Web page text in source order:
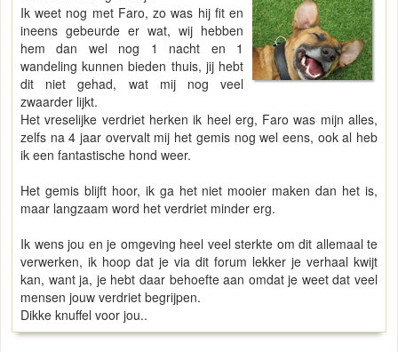
Ik weet nog met Faro, zo was hij fit en
ineens gebeurde er wat, wij hebben
hem dan wel nog 1 nacht en 1
wandeling kunnen bieden thuis, jij hebt
dit niet gehad, wat mij nog veel
zwaarder lijkt.
Het vreselijke verdriet herken ik heel erg, Faro was mijn alles,
zelfs na 4 jaar overvalt mij het gemis nog wel eens, ook al heb
ik een fantastische hond weer.
Het gemis blijft hoor, ik ga het niet mooier maken dan het is,
maar langzaam word het verdriet minder erg.
Ik wens jou en je omgeving heel veel sterkte om dit allemaal te
verwerken, ik hoop dat je via dit forum lekker je verhaal kwijt
kan, want ja, je hebt daar behoefte aan omdat je weet dat veel
mensen jouw verdriet begrijpen.
Dikke knuffel voor jou..